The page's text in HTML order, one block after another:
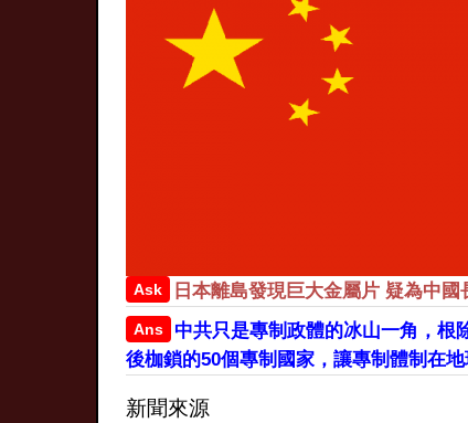
Ask 日本離島發現巨大金屬片 疑為中國
Ans
中共只是專制政體的冰山一角，根
後枷鎖的50個專制國家，讓專制體制在
新聞來源